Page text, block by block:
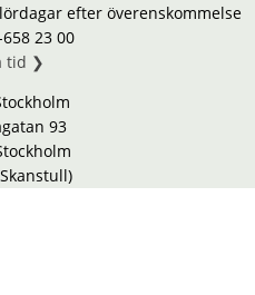
efter överenskommelse
23 00
tid ❯
93